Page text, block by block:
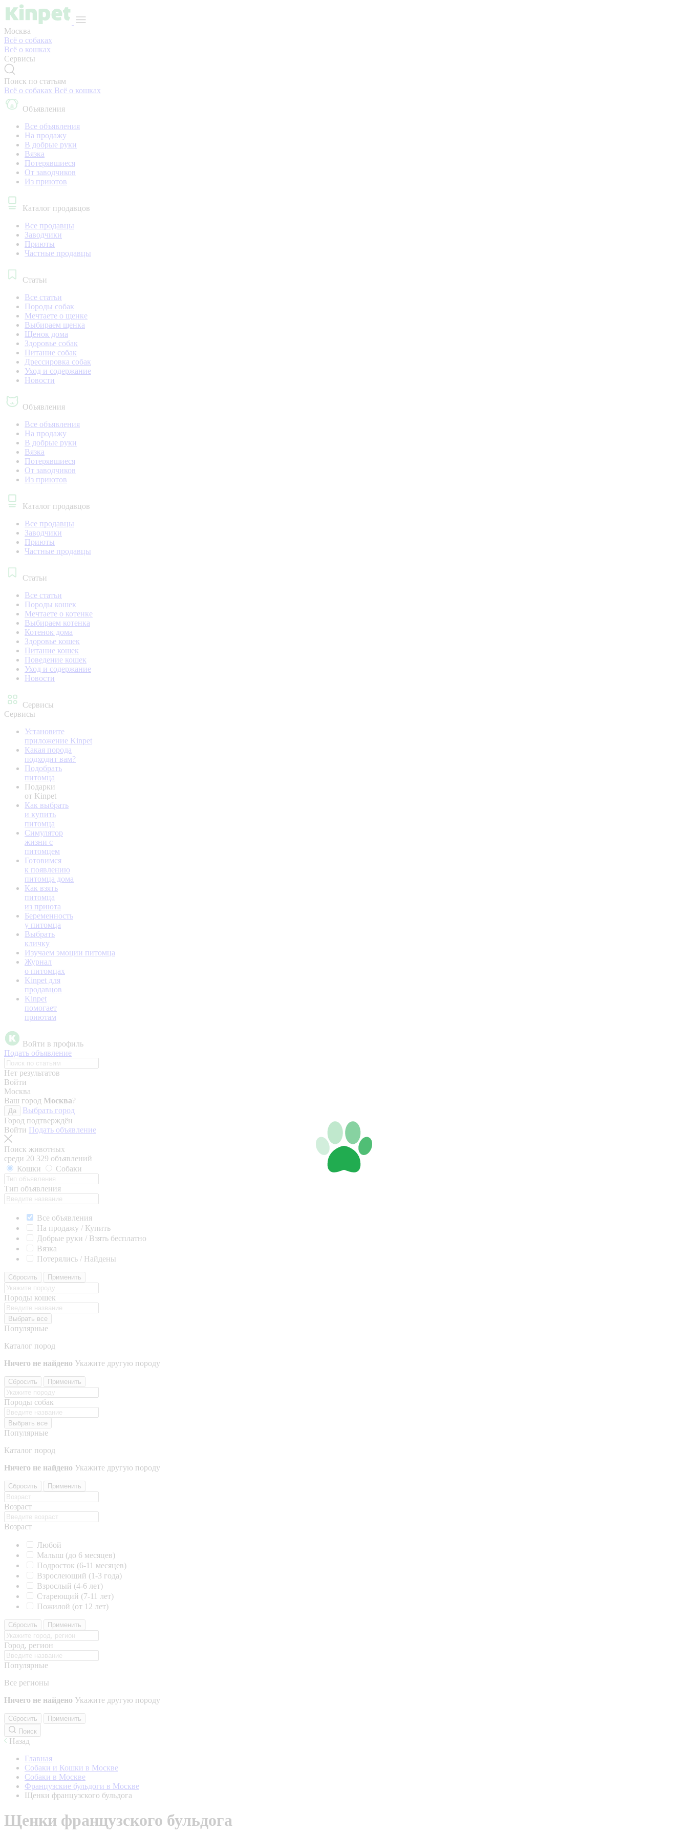
Москва
Всё о собаках
Всё о кошках
Сервисы
Поиск по статьям
Всё о собаках Всё о кошках
Объявления
Все объявления
На продажу
В добрые руки
Вязка
Потерявшиеся
От заводчиков
Из приютов
Каталог продавцов
Все продавцы
Заводчики
Приюты
Частные продавцы
Статьи
Все статьи
Породы собак
Мечтаете о щенке
Выбираем щенка
Щенок дома
Здоровье собак
Питание собак
Дрессировка собак
Уход и содержание
Новости
Объявления
Все объявления
На продажу
В добрые руки
Вязка
Потерявшиеся
От заводчиков
Из приютов
Каталог продавцов
Все продавцы
Заводчики
Приюты
Частные продавцы
Статьи
Все статьи
Породы кошек
Мечтаете о котенке
Выбираем котенка
Котенок дома
Здоровье кошек
Питание кошек
Поведение кошек
Уход и содержание
Новости
Сервисы
Сервисы
Установите
приложение Kinpet
Какая порода
подходит вам?
Подобрать
питомца
Подарки
от Kinpet
Как выбрать
и купить
питомца
Симулятор
жизни с
питомцем
Готовимся
к появлению
питомца дома
Как взять
питомца
из приюта
Беременность
у питомца
Выбрать
кличку
Изучаем эмоции питомца
Журнал
о питомцах
Kinpet для
продавцов
Kinpet
помогает
приютам
Войти в профиль
Подать объявление
Нет результатов
Войти
Москва
Ваш город Москва?
Да
Выбрать город
Город подтверждён
Войти Подать объявление
Поиск животных
среди 20 329 объявлений
Кошки
Собаки
Тип объявления
Все объявления
На продажу / Купить
Добрые руки / Взять бесплатно
Вязка
Потерялись / Найдены
Сбросить Применить
Породы кошек
Выбрать все
Популярные
Каталог пород
Ничего не найдено Укажите другую породу
Сбросить Применить
Породы собак
Выбрать все
Популярные
Каталог пород
Ничего не найдено Укажите другую породу
Сбросить Применить
Возраст
Возраст
Любой
Малыш (до 6 месяцев)
Подросток (6-11 месяцев)
Взрослеющий (1-3 года)
Взрослый (4-6 лет)
Стареющий (7-11 лет)
Пожилой (от 12 лет)
Сбросить Применить
Город, регион
Популярные
Все регионы
Ничего не найдено Укажите другую породу
Сбросить
Применить
Поиск
Назад
Главная
Собаки и Кошки в Москве
Собаки в Москве
Французские бульдоги в Москве
Щенки французского бульдога
Щенки французского бульдога